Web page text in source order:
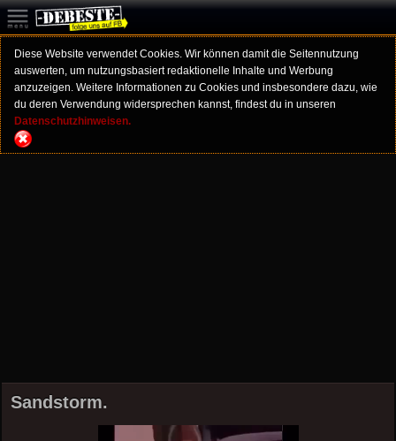
Diese Website verwendet Cookies. Wir können damit die Seitennutzung
auswerten, um nutzungsbasiert redaktionelle Inhalte und Werbung
anzuzeigen. Weitere Informationen zu Cookies und insbesondere dazu, wie
du deren Verwendung widersprechen kannst, findest du in unseren
Datenschutzhinweisen.
Sandstorm.